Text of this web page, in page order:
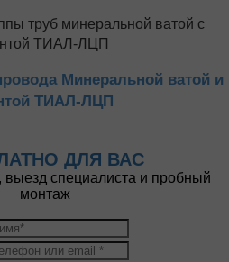
Минеральной ватой и
ТИАЛ-ЛЦП
ДЛЯ ВАС
выезд специалиста и пробный
монтаж